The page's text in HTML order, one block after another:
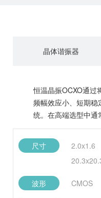
晶体谐振器
恒温晶振OCXO通过
频幅效应小、短期稳
统。在高端选型中
尺寸 2.0x1.6
波形 CMOS